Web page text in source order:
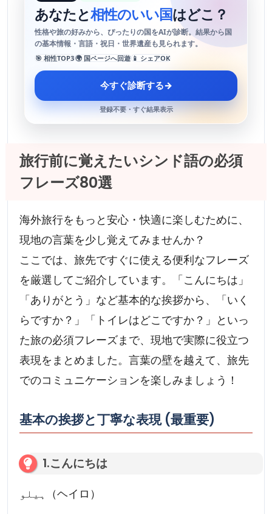
あなたと相性のいい国はどこ？
性格や旅の好みから、ぴったりの国をAIが診断。結果から国
の基本情報・言語・祝日・世界遺産も見られます。
🎯 相性TOP3🌍 国ページへ回遊 📱 シェアOK
今すぐ診断する→
登録不要・すぐ結果表示
旅行前に覚えたいシンド語の必須
フレーズ80選
海外旅行をもっと安心・快適に楽しむために、
現地の言葉を少し覚えてみませんか？
ここでは、旅先ですぐに使える便利なフレーズ
を厳選してご紹介しています。「こんにちは」
「ありがとう」など基本的な挨拶から、「いく
らですか？」「トイレはどこですか？」といっ
た旅の必須フレーズまで、現地で実際に役立つ
表現をまとめました。言葉の壁を越えて、旅先
でのコミュニケーションを楽しみましょう！
基本の挨拶と丁寧な表現 (最重要)
1.こんにちは
ہیلو（ヘイロ）